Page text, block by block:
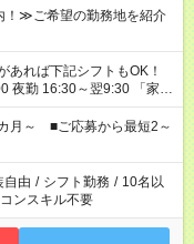
！≫ご希望の勤務地を紹介
16:30～翌9:30 「家族
て夕飯の準備がしたい」
、ご希望を教えてください
計で週40時間を超える場
月～ ■ご応募から最短2～
自由 / シフト勤務 / 10名以
ンスキル不要